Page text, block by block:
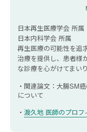
病院は何
後遺症の
熱中症の後遺症
熱中症そ
体調変化
日本再生医療学会 所属
日本内科学会 所属
再生医療の可能性を追
治療を提供し、患者様
な診療を心がけてまいり
関連論文：大腸SM
について
渡久地 医師のプロフ